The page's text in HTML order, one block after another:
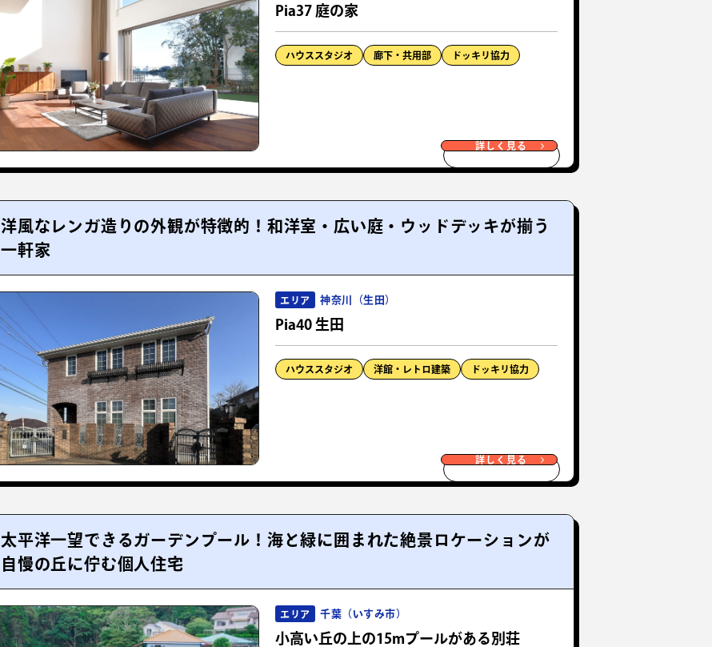
Pia37 庭の家
ハウススタジオ 廊下・共用部 ドッキリ協力
詳しく見る
洋風なレンガ造りの外観が特徴的！和洋室・広い庭・ウッドデッキが揃う
一軒家
エリア 神奈川（生田）
Pia40 生田
ハウススタジオ 洋館・レトロ建築 ドッキリ協力
詳しく見る
太平洋一望できるガーデンプール！海と緑に囲まれた絶景ロケーションが
自慢の丘に佇む個人住宅
エリア 千葉（いすみ市）
小高い丘の上の15mプールがある別荘